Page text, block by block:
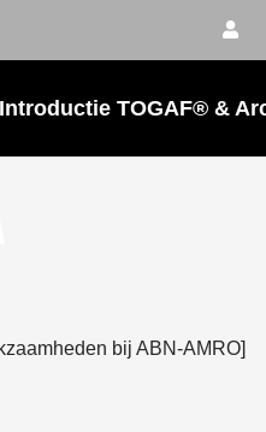
Introductie TOGAF® &
bij ABN-AMRO]